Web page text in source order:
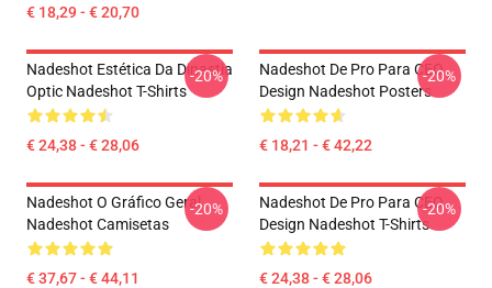
€ 18,29 - € 20,70
Nadeshot Estética Da Dinastia
Optic Nadeshot T-Shirts
€ 24,38 - € 28,06
-20%
Nadeshot De Pro Para CEO
Design Nadeshot Posters
€ 18,21 - € 42,22
-20%
Nadeshot O Gráfico Geral
Nadeshot Camisetas
€ 37,67 - € 44,11
-20%
Nadeshot De Pro Para CEO
Design Nadeshot T-Shirts
€ 24,38 - € 28,06
-20%